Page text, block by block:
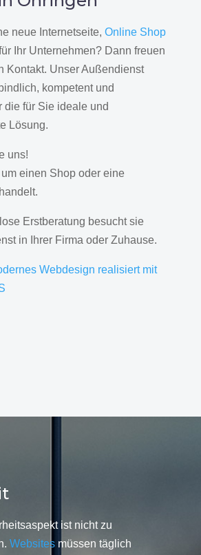
neue Internetseite, Online Shop
Ihr Unternehmen? Dann freuen
Kontakt. Unser Außendienst
kompetent und
die für Sie ideale und
Lösung.
uns!
einen Shop oder eine
Erstberatung besucht sie
in Ihrer Firma oder Zuhause.
Webdesign realisiert mit
ist nicht zu
Websitesmüssen täglich